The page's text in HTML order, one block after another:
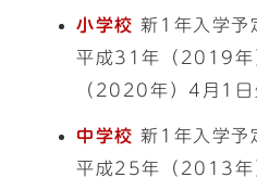
小学校 新1年入学予
平成31年（2019年
（2020年）4月1日
中学校 新1年入学予
平成25年（2013年